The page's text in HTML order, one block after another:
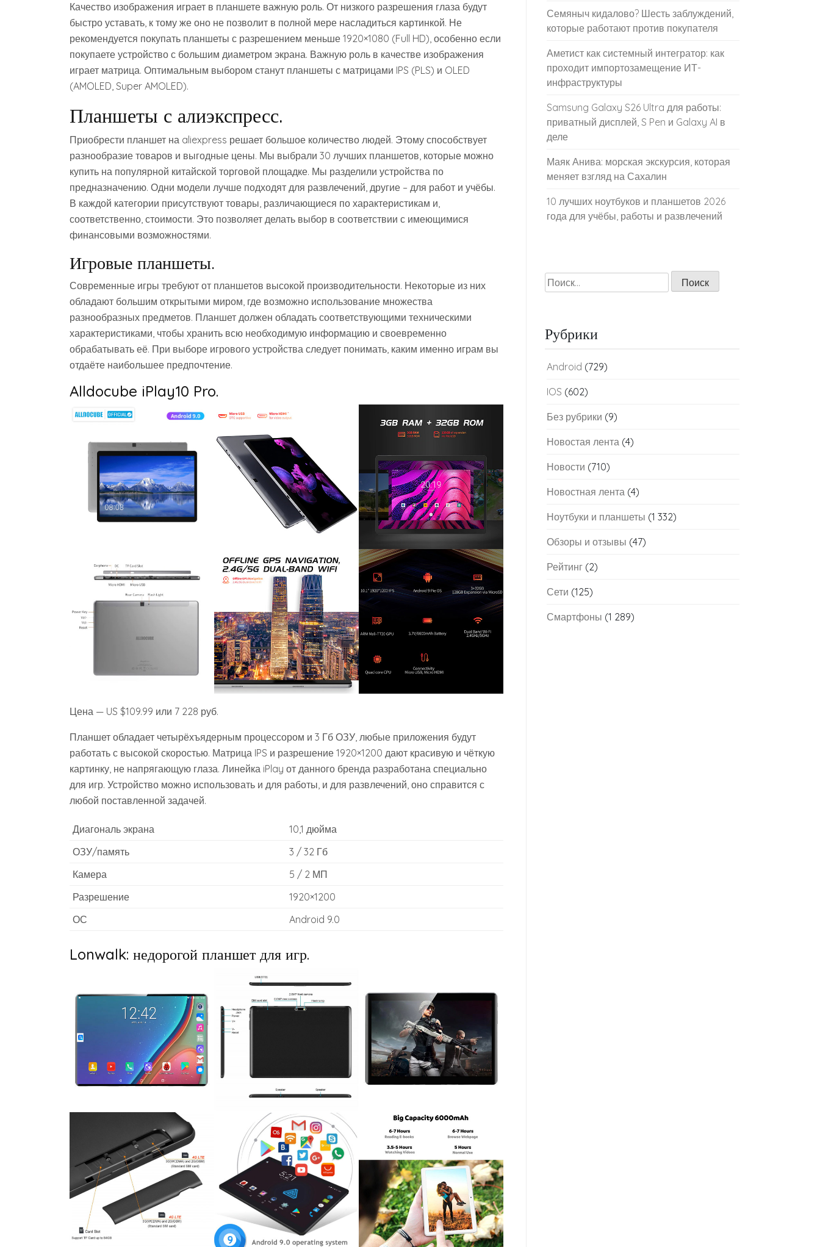
Качество изображения играет в планшете важную роль. От низкого разрешения глаза будут
быстро уставать, к тому же оно не позволит в полной мере насладиться картинкой. Не
рекомендуется покупать планшеты с разрешением меньше 1920×1080 (Full HD), особенно если
покупаете устройство с большим диаметром экрана. Важную роль в качестве изображения
играет матрица. Оптимальным выбором станут планшеты с матрицами IPS (PLS) и OLED
(AMOLED, Super AMOLED).
Планшеты с алиэкспресс.
Приобрести планшет на aliexpress решает большое количество людей. Этому способствует
разнообразие товаров и выгодные цены. Мы выбрали 30 лучших планшетов, которые можно
купить на популярной китайской торговой площадке. Мы разделили устройства по
предназначению. Одни модели лучше подходят для развлечений, другие – для работ и учёбы.
В каждой категории присутствуют товары, различающиеся по характеристикам и,
соответственно, стоимости. Это позволяет делать выбор в соответствии с имеющимися
финансовыми возможностями.
Игровые планшеты.
Современные игры требуют от планшетов высокой производительности. Некоторые из них
обладают большим открытыми миром, где возможно использование множества
разнообразных предметов. Планшет должен обладать соответствующими техническими
характеристиками, чтобы хранить всю необходимую информацию и своевременно
обрабатывать её. При выборе игрового устройства следует понимать, каким именно играм вы
отдаёте наибольшее предпочтение.
Alldocube iPlay10 Pro.
Цена — US $109.99 или 7 228 руб.
Планшет обладает четырёхъядерным процессором и 3 Гб ОЗУ, любые приложения будут
работать с высокой скоростью. Матрица IPS и разрешение 1920×1200 дают красивую и чёткую
картинку, не напрягающую глаза. Линейка iPlay от данного бренда разработана специально
для игр. Устройство можно использовать и для работы, и для развлечений, оно справится с
любой поставленной задачей.
Диагональ экрана
10,1 дюйма
ОЗУ/память
3 / 32 Гб
Камера
5 / 2 МП
Разрешение
1920×1200
ОС
Android 9.0
Lonwalk: недорогой планшет для игр.
Семяныч кидалово? Шесть заблуждений,
которые работают против покупателя
Аметист как системный интегратор: как
проходит импортозамещение ИТ-
инфраструктуры
Samsung Galaxy S26 Ultra для работы:
приватный дисплей, S Pen и Galaxy AI в
деле
Маяк Анива: морская экскурсия, которая
меняет взгляд на Сахалин
10 лучших ноутбуков и планшетов 2026
года для учёбы, работы и развлечений
Найти:
Рубрики
Android (729)
IOS (602)
Без рубрики (9)
Новостая лента (4)
Новости (710)
Новостная лента (4)
Ноутбуки и планшеты (1 332)
Обзоры и отзывы (47)
Рейтинг (2)
Сети (125)
Смартфоны (1 289)